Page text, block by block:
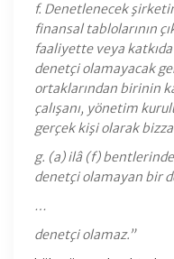
f. Denetlenecek
finansal tablolarının
faaliyette veya
denetçi olamayacak
ortaklarından birinin
çalışanı, yönetim
gerçek kişi olarak
g. (a) ilâ (f) bentlerinde
denetçi olamayan bir
…
denetçi olamaz.”